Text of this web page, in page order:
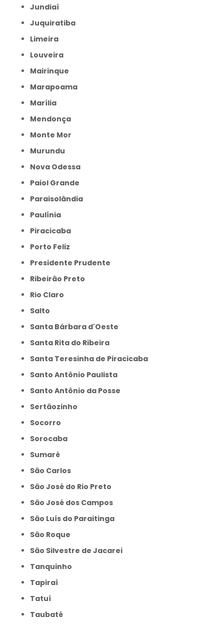
Jundiaí
Juquiratiba
Limeira
Louveira
Mairinque
Marapoama
Marília
Mendonça
Monte Mor
Murundu
Nova Odessa
Paiol Grande
Paraisolândia
Paulínia
Piracicaba
Porto Feliz
Presidente Prudente
Ribeirão Preto
Rio Claro
Salto
Santa Bárbara d'Oeste
Santa Rita do Ribeira
Santa Teresinha de Piracicaba
Santo Antônio Paulista
Santo Antônio da Posse
Sertãozinho
Socorro
Sorocaba
Sumaré
São Carlos
São José do Rio Preto
São José dos Campos
São Luís do Paraitinga
São Roque
São Silvestre de Jacarei
Tanquinho
Tapiraí
Tatuí
Taubaté